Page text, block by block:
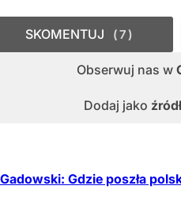
Obserwuj nas w
Dodaj jako
SKOMENTUJ 7
Gadowski: Gdzie poszła